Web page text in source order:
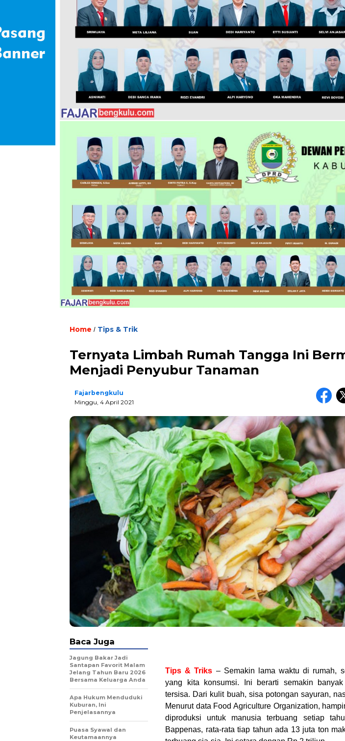
Home / Tips & Trik
Ternyata Limbah Rumah Tangga Ini
Menjadi Penyubur Tanaman
Fajarbengkulu
Minggu, 4 April 2021
Tips & Triks – Semakin lama waktu di rumah,
yang kita konsumsi. Ini berarti semakin
tersisa. Dari kulit buah, sisa potongan sayuran,
Menurut data Food Agriculture Organization,
diproduksi untuk manusia terbuang setiap
Bappenas, rata-rata tiap tahun ada 13 juta ton
Baca Juga
Jagung Bakar Jadi
Santapan Favorit Malam
Jelang Tahun Baru 2026
Bersama Keluarga Anda
Apa Hukum Menduduki
Kuburan, Ini
Penjelasannya
Puasa Syawal dan
Keutamaannya